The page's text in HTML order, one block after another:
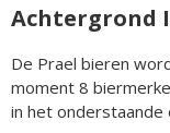
Achtergrond
De Prael bieren
moment 8
in het onderstaande